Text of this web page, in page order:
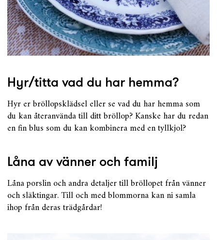
Hyr/titta vad du har hemma?
Hyr er bröllopsklädsel eller se vad du har hemma som
du kan återanvända till ditt bröllop? Kanske har du redan
en fin blus som du kan kombinera med en tyllkjol?
Låna av vänner och familj
Låna porslin och andra detaljer till bröllopet från vänner
och släktingar. Till och med blommorna kan ni samla
ihop från deras trädgårdar!